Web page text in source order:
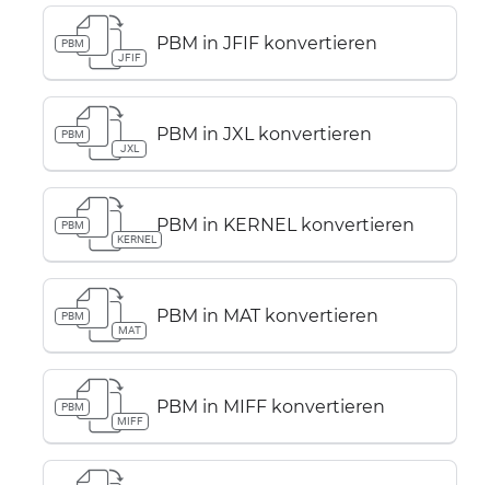
PBM
JFIF
PBM in JFIF konvertieren
PBM
JXL
PBM in JXL konvertieren
PBM
KERNEL
PBM in KERNEL konvertieren
PBM
MAT
PBM in MAT konvertieren
PBM
MIFF
PBM in MIFF konvertieren